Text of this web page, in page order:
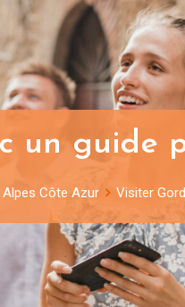
un guide
Côte Azur Visiter